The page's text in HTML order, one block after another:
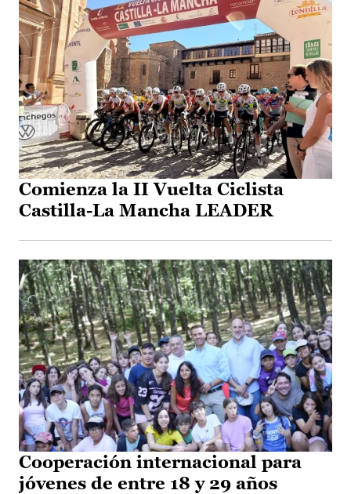
Comienza la II Vuelta Ciclista
Castilla-La Mancha LEADER
Cooperación internacional para
jóvenes de entre 18 y 29 años